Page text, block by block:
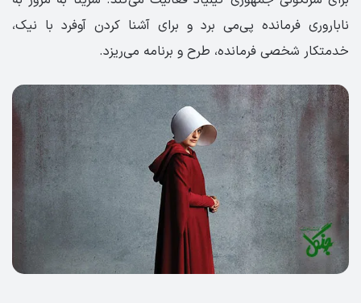
ناباروری فرمانده پی‌می برد و برای آشنا کردن آوفرد با نیک،
خدمتکار شخصی فرمانده، طرح و برنامه می‌ریزد.